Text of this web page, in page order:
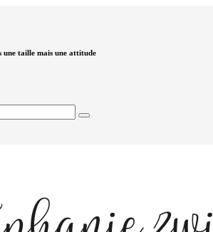
une taille mais une attitude